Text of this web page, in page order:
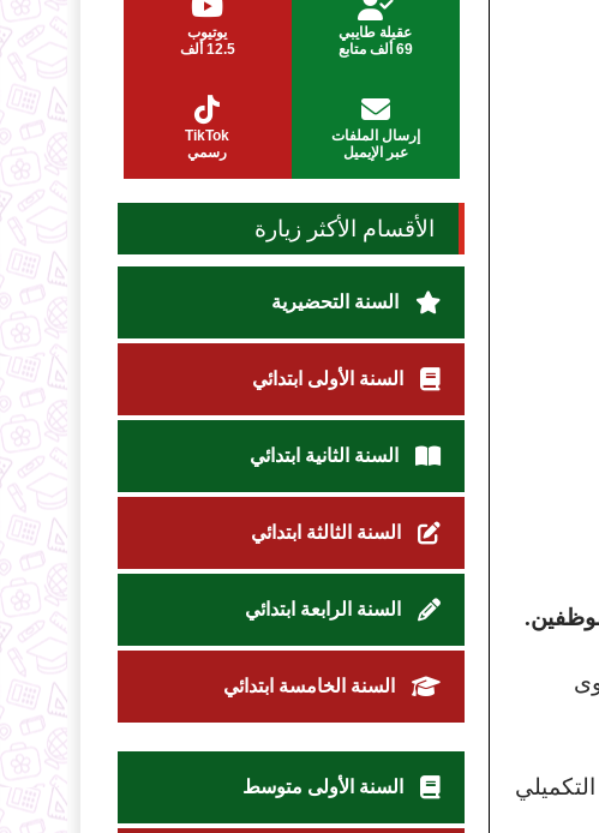
عقيلة طايبي
69 ألف متابع
يوتيوب
12.5 ألف
إرسال الملفات
عبر الإيميل
TikTok
رسمي
الأقسام الأكثر زيارة
السنة التحضيرية
السنة الأولى ابتدائي
السنة الثانية ابتدائي
السنة الثالثة ابتدائي
السنة الرابعة ابتدائي
السنة الخامسة ابتدائي
السنة الأولى متوسط